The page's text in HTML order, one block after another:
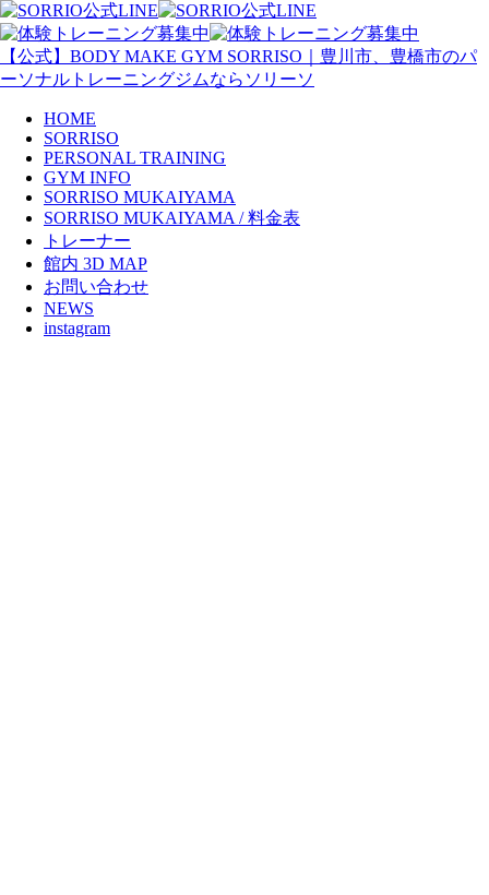
【公式】BODY MAKE GYM SORRISO｜豊川市、豊橋市のパ
ーソナルトレーニングジムならソリーソ
HOME
SORRISO
PERSONAL TRAINING
GYM INFO
SORRISO MUKAIYAMA
SORRISO MUKAIYAMA / 料金表
トレーナー
館内 3D MAP
お問い合わせ
NEWS
instagram